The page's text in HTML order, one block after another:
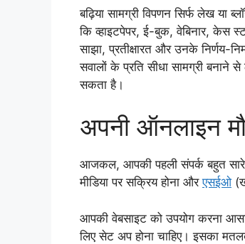
बढ़िया सामग्री विपणन सिर्फ लेख या
कि व्हाइटपेपर, ई-बुक, वेबिनार, केस
साझा, प्रतीक्षारत और उनके निर्णय-
सवालों के प्रति सीधा सामग्री
सकता है।
अपनी ऑनलाइन
आजकल, आपकी पहली संपर्क बहुत
मीडिया पर सक्रिय होना औरएसईओ
आपकी वेबसाइट को उपयोग करना
लिए सेट अप होना चाहिए। इसका